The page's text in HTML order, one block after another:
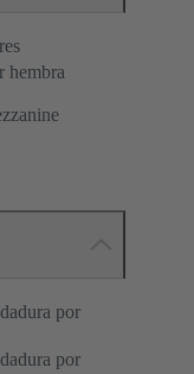
hembra
por
por